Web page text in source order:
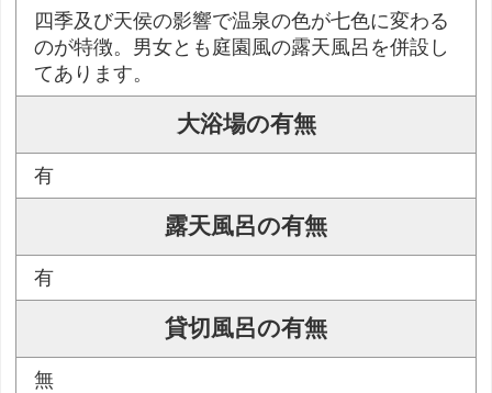
四季及び天侯の影響で温泉の色が七色に変わる
のが特徴。男女とも庭園風の露天風呂を併設し
てあります。
大浴場の有無
有
露天風呂の有無
有
貸切風呂の有無
無